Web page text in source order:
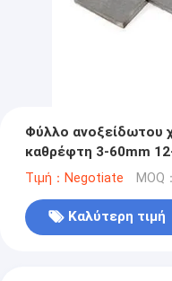
Φύλλο ανοξείδωτου
καθρέφτη 3-60mm
Τιμή：Negotiate MOQ
Καλύτερη τιμή